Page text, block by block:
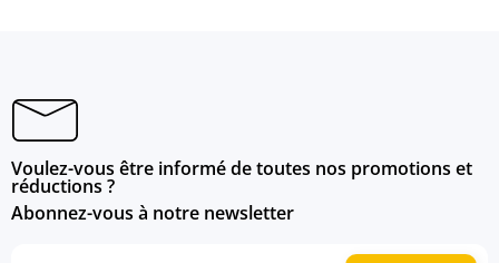
Voulez-vous être informé de toutes nos promotions et
réductions ?
Abonnez-vous à notre newsletter